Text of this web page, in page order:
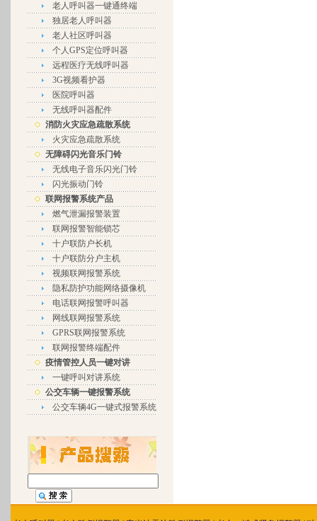
老人呼叫器一键通终端
独居老人呼叫器
老人社区呼叫器
个人GPS定位呼叫器
远程医疗无线呼叫器
3G视频看护器
医院呼叫器
无线呼叫器配件
消防火灾应急疏散系统
火灾应急疏散系统
无障碍闪光音乐门铃
无线电子音乐闪光门铃
闪光振动门铃
联网报警系统产品
燃气泄漏报警装置
联网报警智能锁芯
十户联防户长机
十户联防分户主机
视频联网报警系统
隐私防护功能网络摄像机
电话联网报警呼叫器
网线联网报警系统
GPRS联网报警系统
联网报警终端配件
疫情管控人员一键对讲
一键呼叫对讲系统
公交车辆一键报警系统
公交车辆4G一键式报警系统